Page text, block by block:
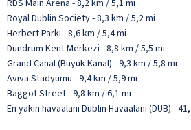
RDS Main Arena - 8,2 km / 5,1 mi
Royal Dublin Society - 8,3 km / 5,2 mi
Herbert Parkı - 8,6 km / 5,4 mi
Dundrum Kent Merkezi - 8,8 km / 5,5 mi
Grand Canal (Büyük Kanal) - 9,3 km / 5,8 mi
Aviva Stadyumu - 9,4 km / 5,9 mi
Baggot Street - 9,8 km / 6,1 mi
En yakın havaalanı Dublin Havaalanı (DUB) -